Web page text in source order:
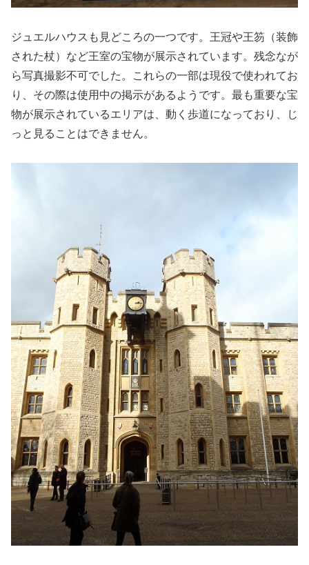
ジュエルハウスも見どころの一つです。王冠や王笏（装飾
された杖）など王室の宝物が展示されています。残念なが
ら写真撮影不可でした。これらの一部は現役で使われてお
り、その際は使用中の掲示があるようです。最も重要な宝
物が展示されているエリアは、動く歩道になっており、じ
っと見ることはできません。